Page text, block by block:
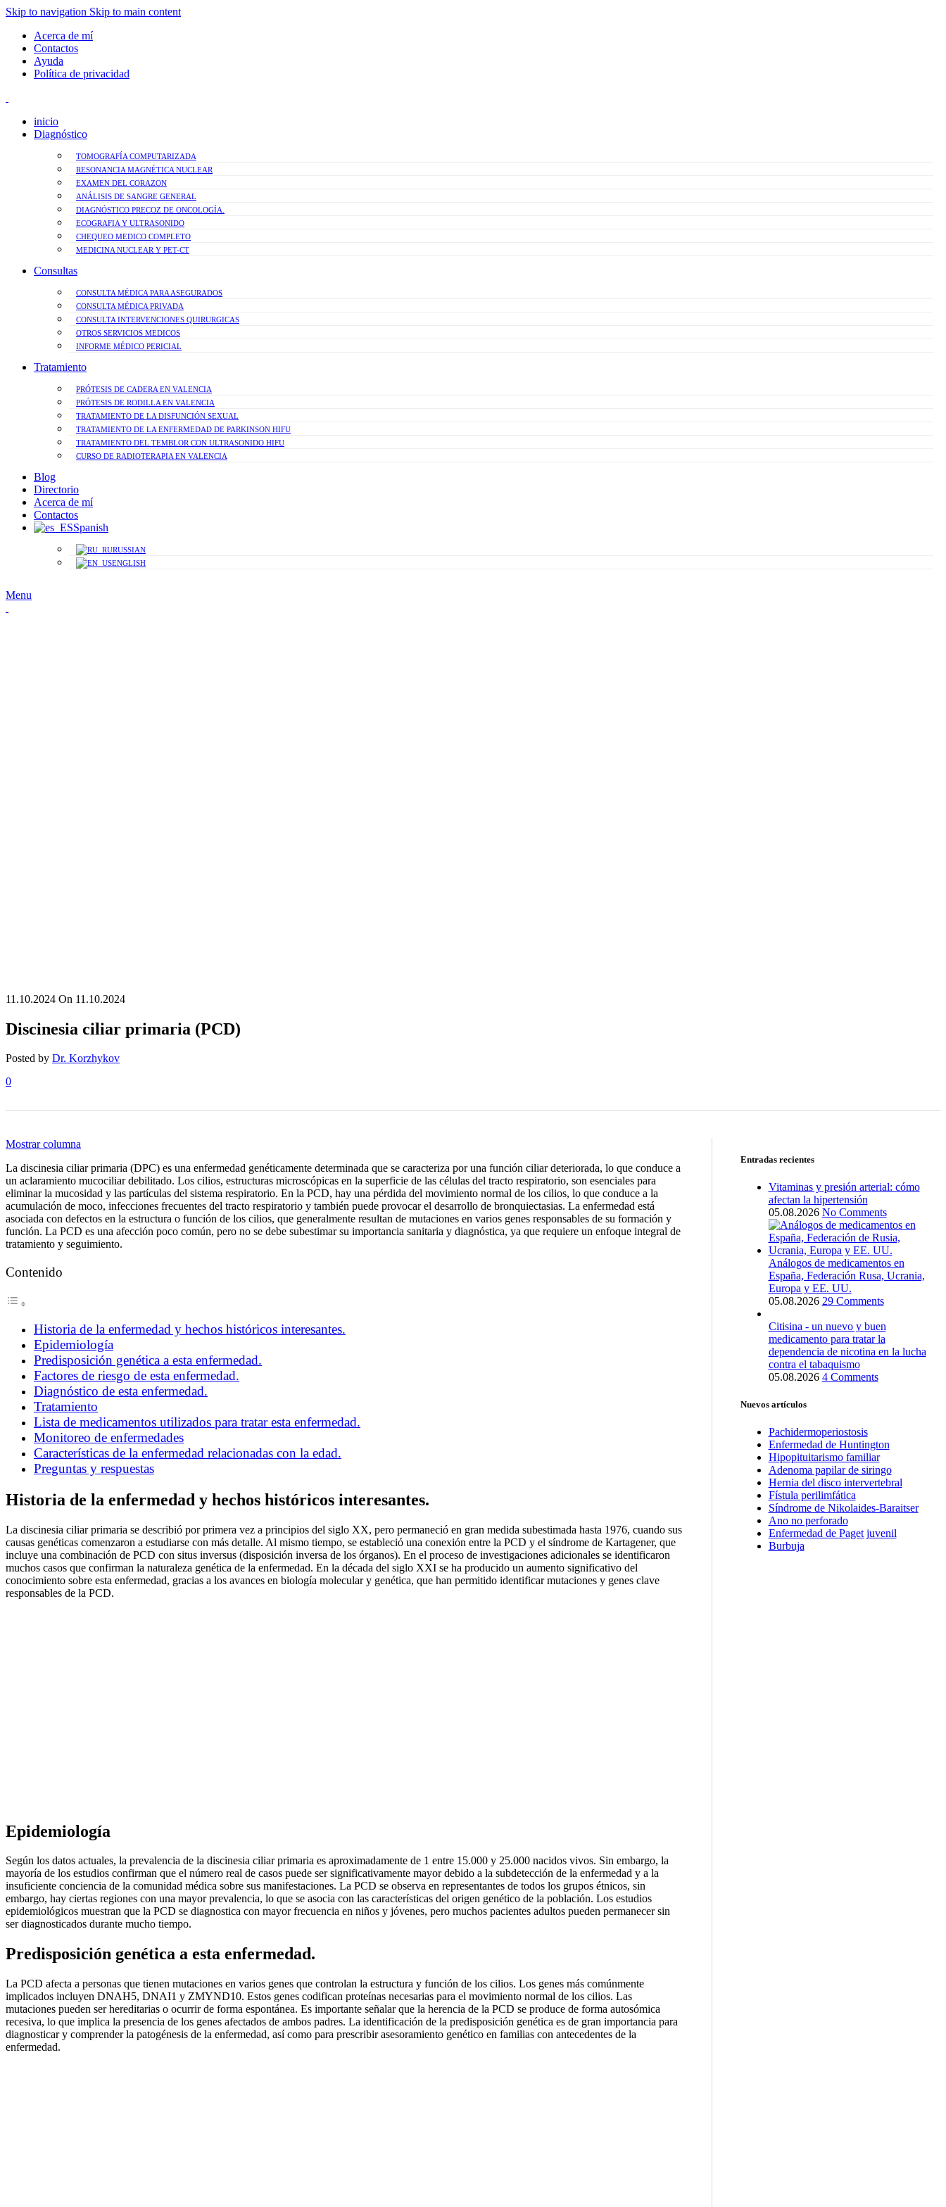
Skip to navigation Skip to main content
Acerca de mí
Contactos
Ayuda
Política de privacidad
inicio
Diagnóstico
TOMOGRAFÍA COMPUTARIZADA
RESONANCIA MAGNÉTICA NUCLEAR
EXAMEN DEL CORAZON
ANÁLISIS DE SANGRE GENERAL
DIAGNÓSTICO PRECOZ DE ONCOLOGÍA.
ECOGRAFIA Y ULTRASONIDO
CHEQUEO MEDICO COMPLETO
MEDICINA NUCLEAR Y PET-CT
Consultas
CONSULTA MÉDICA PARA ASEGURADOS
CONSULTA MÉDICA PRIVADA
CONSULTA INTERVENCIONES QUIRURGICAS
OTROS SERVICIOS MEDICOS
INFORME MÉDICO PERICIAL
Tratamiento
PRÓTESIS DE CADERA EN VALENCIA
PRÓTESIS DE RODILLA EN VALENCIA
TRATAMIENTO DE LA DISFUNCIÓN SEXUAL
TRATAMIENTO DE LA ENFERMEDAD DE PARKINSON HIFU
TRATAMIENTO DEL TEMBLOR CON ULTRASONIDO HIFU
CURSO DE RADIOTERAPIA EN VALENCIA
Blog
Directorio
Acerca de mí
Contactos
Spanish
RUSSIAN
ENGLISH
Menu
11.10.2024 On 11.10.2024
Discinesia ciliar primaria (PCD)
Posted by Dr. Korzhykov
0
Mostrar columna
La discinesia ciliar primaria (DPC) es una enfermedad genéticamente determinada que se caracteriza por una función ciliar deteriorada, lo que conduce a
un aclaramiento mucociliar debilitado. Los cilios, estructuras microscópicas en la superficie de las células del tracto respiratorio, son esenciales para
eliminar la mucosidad y las partículas del sistema respiratorio. En la PCD, hay una pérdida del movimiento normal de los cilios, lo que conduce a la
acumulación de moco, infecciones frecuentes del tracto respiratorio y también puede provocar el desarrollo de bronquiectasias. La enfermedad está
asociada con defectos en la estructura o función de los cilios, que generalmente resultan de mutaciones en varios genes responsables de su formación y
función. La PCD es una afección poco común, pero no se debe subestimar su importancia sanitaria y diagnóstica, ya que requiere un enfoque integral de
tratamiento y seguimiento.
Contenido
Historia de la enfermedad y hechos históricos interesantes.
Epidemiología
Predisposición genética a esta enfermedad.
Factores de riesgo de esta enfermedad.
Diagnóstico de esta enfermedad.
Tratamiento
Lista de medicamentos utilizados para tratar esta enfermedad.
Monitoreo de enfermedades
Características de la enfermedad relacionadas con la edad.
Preguntas y respuestas
Historia de la enfermedad y hechos históricos interesantes.
La discinesia ciliar primaria se describió por primera vez a principios del siglo XX, pero permaneció en gran medida subestimada hasta 1976, cuando sus
causas genéticas comenzaron a estudiarse con más detalle. Al mismo tiempo, se estableció una conexión entre la PCD y el síndrome de Kartagener, que
incluye una combinación de PCD con situs inversus (disposición inversa de los órganos). En el proceso de investigaciones adicionales se identificaron
muchos casos que confirman la naturaleza genética de la enfermedad. En la década del siglo XXI se ha producido un aumento significativo del
conocimiento sobre esta enfermedad, gracias a los avances en biología molecular y genética, que han permitido identificar mutaciones y genes clave
responsables de la PCD.
Epidemiología
Según los datos actuales, la prevalencia de la discinesia ciliar primaria es aproximadamente de 1 entre 15.000 y 25.000 nacidos vivos. Sin embargo, la
mayoría de los estudios confirman que el número real de casos puede ser significativamente mayor debido a la subdetección de la enfermedad y a la
insuficiente conciencia de la comunidad médica sobre sus manifestaciones. La PCD se observa en representantes de todos los grupos étnicos, sin
embargo, hay ciertas regiones con una mayor prevalencia, lo que se asocia con las características del origen genético de la población. Los estudios
epidemiológicos muestran que la PCD se diagnostica con mayor frecuencia en niños y jóvenes, pero muchos pacientes adultos pueden permanecer sin
ser diagnosticados durante mucho tiempo.
Predisposición genética a esta enfermedad.
La PCD afecta a personas que tienen mutaciones en varios genes que controlan la estructura y función de los cilios. Los genes más comúnmente
implicados incluyen DNAH5, DNAI1 y ZMYND10. Estos genes codifican proteínas necesarias para el movimiento normal de los cilios. Las
mutaciones pueden ser hereditarias o ocurrir de forma espontánea. Es importante señalar que la herencia de la PCD se produce de forma autosómica
recesiva, lo que implica la presencia de los genes afectados de ambos padres. La identificación de la predisposición genética es de gran importancia para
diagnosticar y comprender la patogénesis de la enfermedad, así como para prescribir asesoramiento genético en familias con antecedentes de la
enfermedad.
Entradas recientes
Vitaminas y presión arterial: cómo
afectan la hipertensión
05.08.2026 No Comments
Análogos de medicamentos en
España, Federación Rusa, Ucrania,
Europa y EE. UU.
05.08.2026 29 Comments
Citisina - un nuevo y buen
medicamento para tratar la
dependencia de nicotina en la lucha
contra el tabaquismo
05.08.2026 4 Comments
Nuevos artículos
Pachidermoperiostosis
Enfermedad de Huntington
Hipopituitarismo familiar
Adenoma papilar de siringo
Hernia del disco intervertebral
Fístula perilimfática
Síndrome de Nikolaides-Baraitser
Ano no perforado
Enfermedad de Paget juvenil
Burbuja